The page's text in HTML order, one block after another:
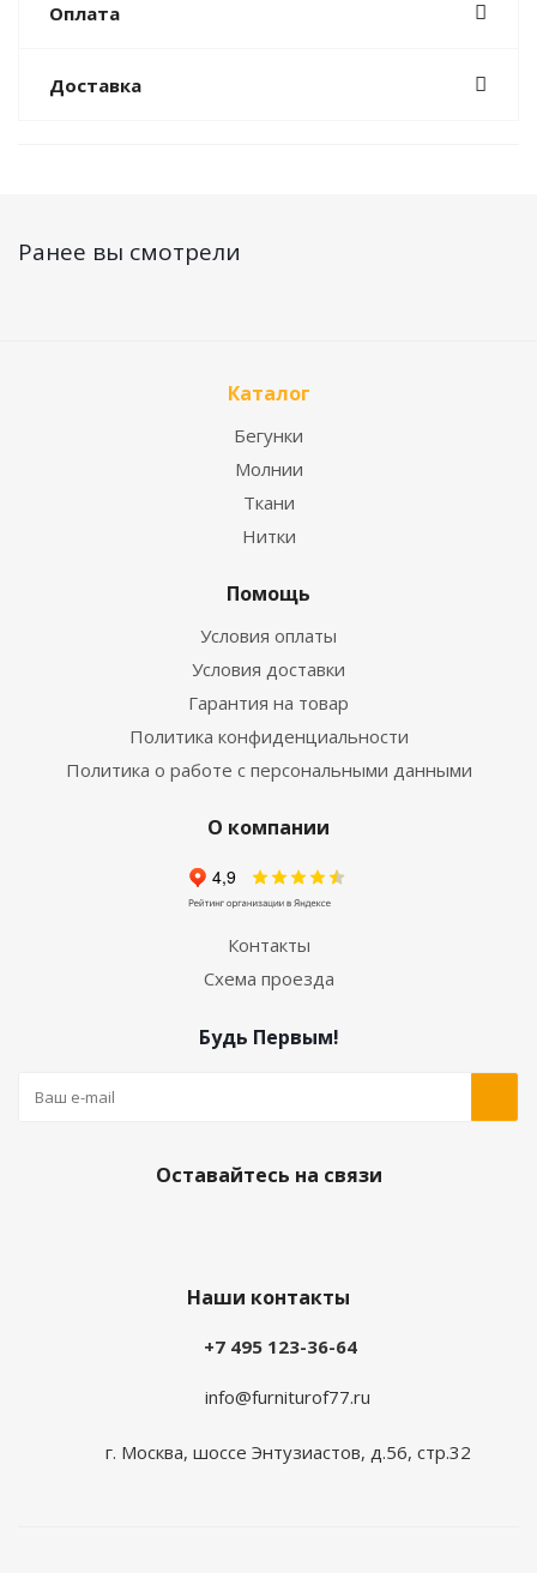
Оплата
Доставка
Ранее вы смотрели
Каталог
Бегунки
Молнии
Ткани
Нитки
Помощь
Условия оплаты
Условия доставки
Гарантия на товар
Политика конфиденциальности
Политика о работе с персональными данными
О компании
Контакты
Схема проезда
Будь Первым!
Оставайтесь на связи
Наши контакты
+7 495 123-36-64
info@furniturof77.ru
г. Москва, шоссе Энтузиастов, д.56, стр.32